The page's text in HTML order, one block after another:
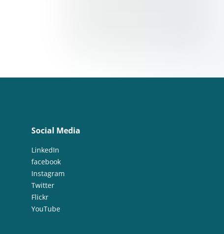
Social Media
LinkedIn
facebook
Instagram
Twitter
Flickr
YouTube